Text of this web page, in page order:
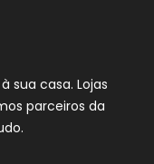
sua casa. Lojas
parceiros da